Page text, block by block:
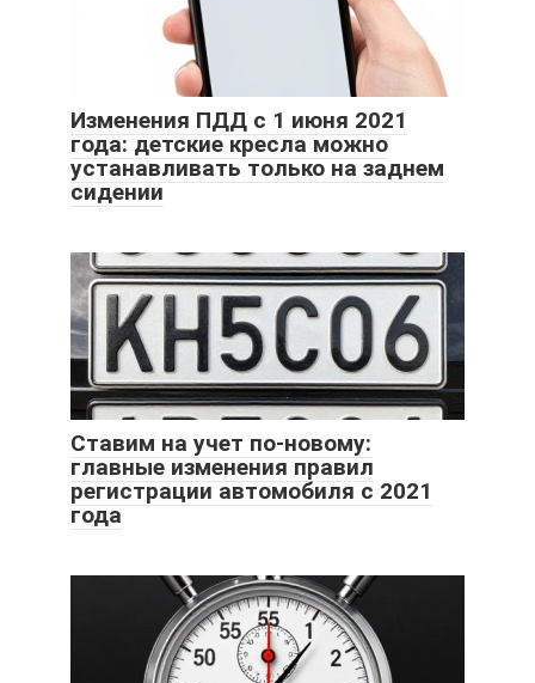
Изменения ПДД с 1 июня 2021
года: детские кресла можно
устанавливать только на заднем
сидении
Ставим на учет по-новому:
главные изменения правил
регистрации автомобиля с 2021
года